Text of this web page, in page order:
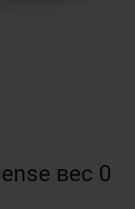
вес 0